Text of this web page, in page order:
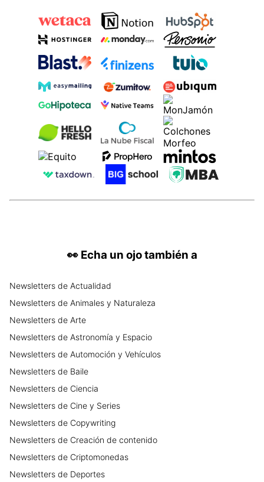
👀 Echa un ojo también a
Newsletters de Actualidad
Newsletters de Animales y Naturaleza
Newsletters de Arte
Newsletters de Astronomía y Espacio
Newsletters de Automoción y Vehículos
Newsletters de Baile
Newsletters de Ciencia
Newsletters de Cine y Series
Newsletters de Copywriting
Newsletters de Creación de contenido
Newsletters de Criptomonedas
Newsletters de Deportes